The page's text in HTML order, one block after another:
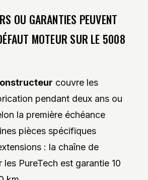
OU GARANTIES PEUVENT
MOTEUR SUR LE 5008
couvre les
pendant deux ans ou
la première échéance
pièces spécifiques
: la chaîne de
les PureTech est garantie 10